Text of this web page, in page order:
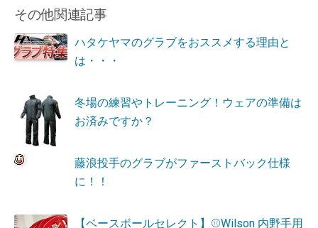
その他関連記事
ハタケヤマのグラブをおススメする理由と
は・・・
冬場の練習やトレーニング！ウェアの準備は
お済みですか？
藤浪投手のグラブがファーストバック仕様
に！！
【ベースボールセレクト】⚾Wilson 内野手用